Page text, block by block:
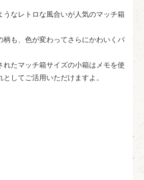
うなレトロな風合いが人気のマッチ箱
柄も、色が変わってさらにかわいくパ
れたマッチ箱サイズの小箱はメモを使
してご活用いただけますよ。